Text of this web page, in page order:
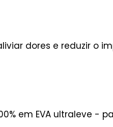
dores e reduzir o
em EVA ultraleve -